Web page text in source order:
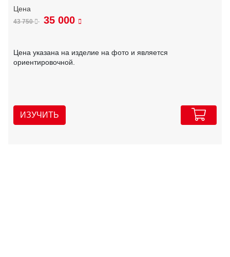
43 750 35 000
Цена указана на изделие на фото и является
ориентировочной.
ИЗУЧИТЬ